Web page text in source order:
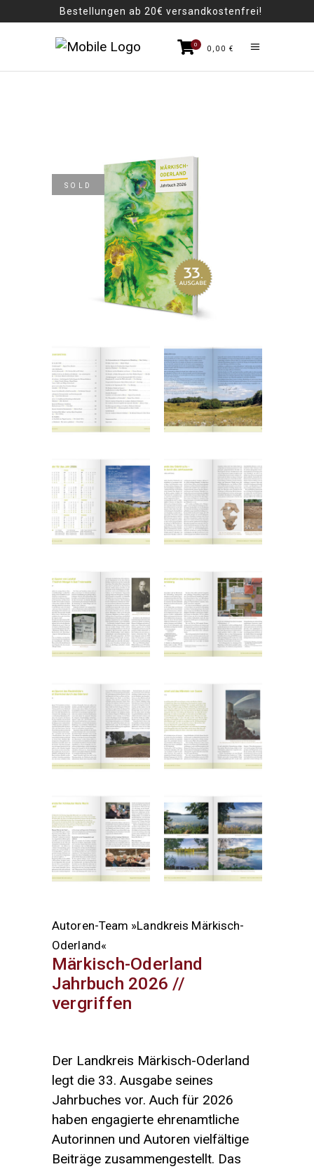
Bestellungen ab 20€ versandkostenfrei!
0
0,00 €
SOLD
Autoren-Team »Landkreis Märkisch-
Oderland«
Märkisch-Oderland
Jahrbuch 2026 //
vergriffen
Der Landkreis Märkisch-Oderland
legt die 33. Ausgabe seines
Jahrbuches vor. Auch für 2026
haben engagierte ehrenamtliche
Autorinnen und Autoren vielfältige
Beiträge zusammengestellt. Das